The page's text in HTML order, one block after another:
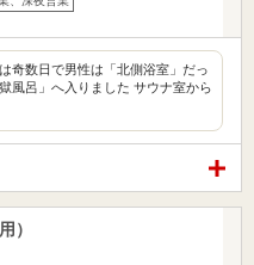
奇数日で男性は「北側浴室」だっ
風呂」へ入りました サウナ室から
）